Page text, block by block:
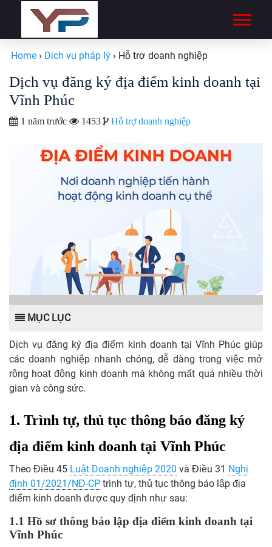
Home › Dịch vụ pháp lý › Hỗ trợ doanh nghiệp
Dịch vụ đăng ký địa điểm kinh doanh tại
Vĩnh Phúc
1 năm trước 1453 Hỗ trợ doanh nghiệp
MỤC LỤC
Dịch vụ đăng ký địa điểm kinh doanh tại Vĩnh Phúc giúp
các doanh nghiệp nhanh chóng, dễ dàng trong việc mở
rộng hoạt động kinh doanh mà không mất quá nhiều thời
gian và công sức.
1. Trình tự, thủ tục thông báo đăng ký
địa điểm kinh doanh tại Vĩnh Phúc
Theo Điều 45 Luật Doanh nghiệp 2020 và Điều 31 Nghị
định 01/2021/NĐ-CP trình tự, thủ tục thông báo lập địa
điểm kinh doanh được quy định như sau:
1.1 Hồ sơ thông báo lập địa điểm kinh doanh tại
Vĩnh Phúc